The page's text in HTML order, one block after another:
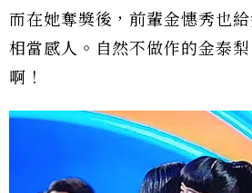
而在她奪獎後，前輩金憓秀也
相當感人。自然不做作的金泰
啊！